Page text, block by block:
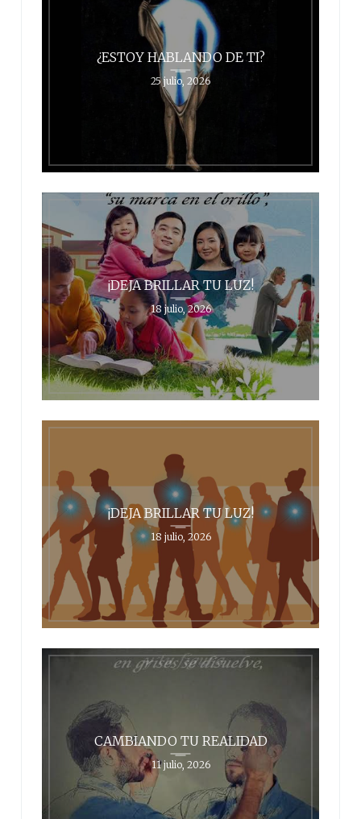
¿ESTOY HABLANDO DE TI?
25 julio, 2026
¡DEJA BRILLAR TU LUZ!
18 julio, 2026
¡DEJA BRILLAR TU LUZ!
18 julio, 2026
CAMBIANDO TU REALIDAD
11 julio, 2026